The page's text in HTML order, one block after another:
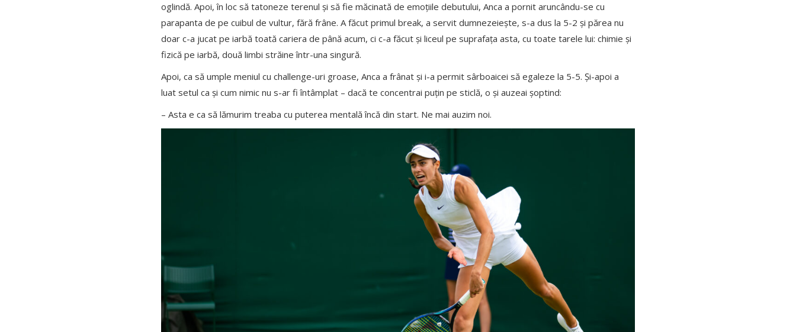
oglindă. Apoi, în loc să tatoneze terenul și să fie măcinată de emoțiile debutului, Anca a pornit aruncându-se cu
parapanta de pe cuibul de vultur, fără frâne. A făcut primul break, a servit dumnezeiește, s-a dus la 5-2 și părea nu
doar c-a jucat pe iarbă toată cariera de până acum, ci c-a făcut și liceul pe suprafața asta, cu toate tarele lui: chimie și
fizică pe iarbă, două limbi străine într-una singură.
Apoi, ca să umple meniul cu challenge-uri groase, Anca a frânat și i-a permit sârboaicei să egaleze la 5-5. Și-apoi a
luat setul ca și cum nimic nu s-ar fi întâmplat – dacă te concentrai puțin pe sticlă, o și auzeai șoptind:
– Asta e ca să lămurim treaba cu puterea mentală încă din start. Ne mai auzim noi.